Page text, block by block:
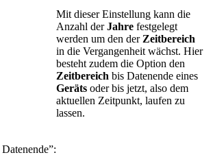
Mit dieser Einstellung kann die
Anzahl derJahre festgelegt
werden um den derZeitbereich
in die Vergangenheit wächst. Hier
besteht zudem die Option den
Zeitbereich bis Datenende eines
Geräts oder bis jetzt, also dem
aktuellen Zeitpunkt, laufen zu
lassen.